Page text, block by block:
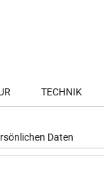
TECHNIK
Daten